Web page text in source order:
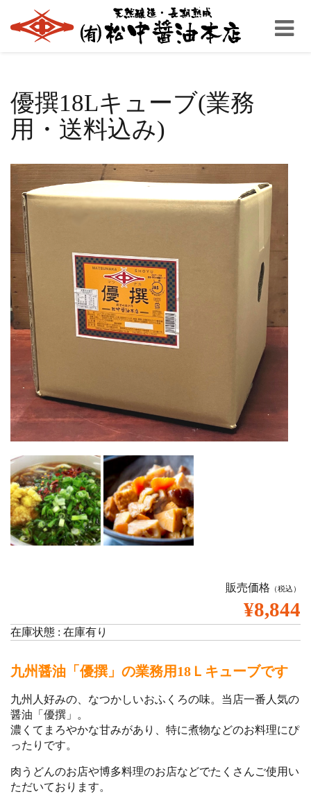
Toggle
優撰18Lキューブ(業務
用・送料込み)
販売価格 （税込）
¥8,844
在庫状態 : 在庫有り
九州醤油「優撰」の業務用18Ｌキューブです
九州人好みの、なつかしいおふくろの味。当店一番人気の
醤油「優撰」。
濃くてまろやかな甘みがあり、特に煮物などのお料理にぴ
ったりです。
肉うどんのお店や博多料理のお店などでたくさんご使用い
ただいております。